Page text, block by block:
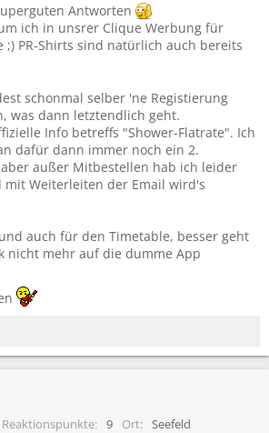
Antworten
ich in unsrer Clique Werbung für
;) PR-Shirts sind natürlich auch bereits
schonmal selber 'ne Registierung
was dann letztendlich geht.
Info betreffs "Shower-Flatrate". Ich
dafür dann immer noch ein 2.
außer Mitbestellen hab ich leider
mit Weiterleiten der Email wird's
auch für den Timetable, besser geht
nicht mehr auf die dumme App
Reaktionspunkte 9 Ort Seefeld